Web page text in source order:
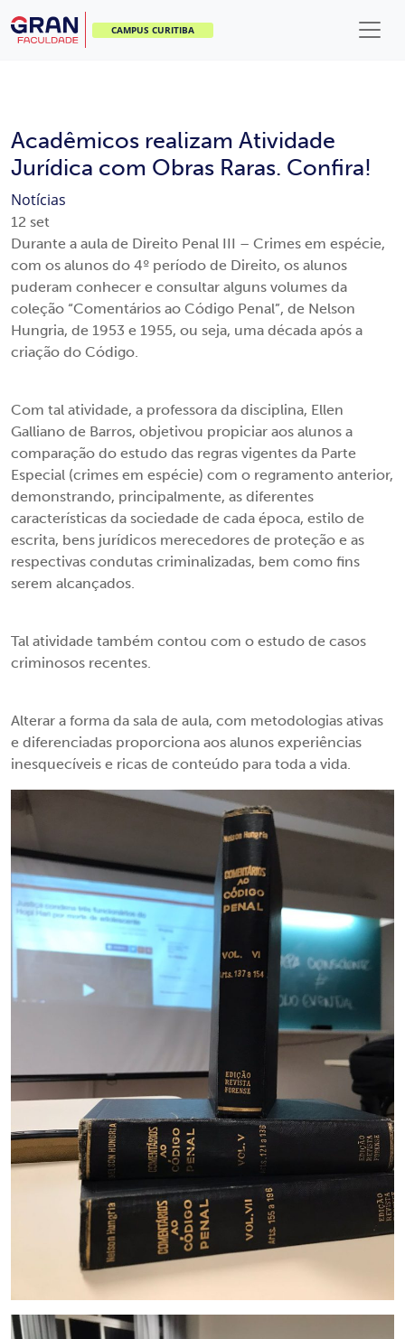
CAMPUS CURITIBA
Acadêmicos realizam Atividade
Jurídica com Obras Raras. Confira!
Notícias
12 set
Durante a aula de Direito Penal III – Crimes em espécie,
com os alunos do 4º período de Direito, os alunos
puderam conhecer e consultar alguns volumes da
coleção “Comentários ao Código Penal”, de Nelson
Hungria, de 1953 e 1955, ou seja, uma década após a
criação do Código.
Com tal atividade, a professora da disciplina, Ellen
Galliano de Barros, objetivou propiciar aos alunos a
comparação do estudo das regras vigentes da Parte
Especial (crimes em espécie) com o regramento anterior,
demonstrando, principalmente, as diferentes
características da sociedade de cada época, estilo de
escrita, bens jurídicos merecedores de proteção e as
respectivas condutas criminalizadas, bem como fins
serem alcançados.
Tal atividade também contou com o estudo de casos
criminosos recentes.
Alterar a forma da sala de aula, com metodologias ativas
e diferenciadas proporciona aos alunos experiências
inesquecíveis e ricas de conteúdo para toda a vida.